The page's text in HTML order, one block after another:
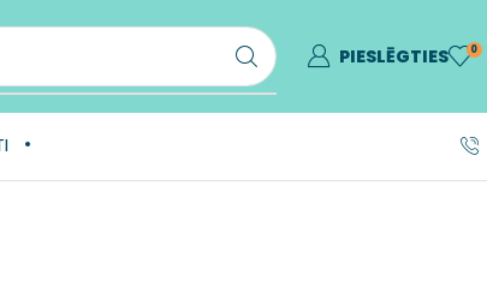
PIESLĒGTIES 0